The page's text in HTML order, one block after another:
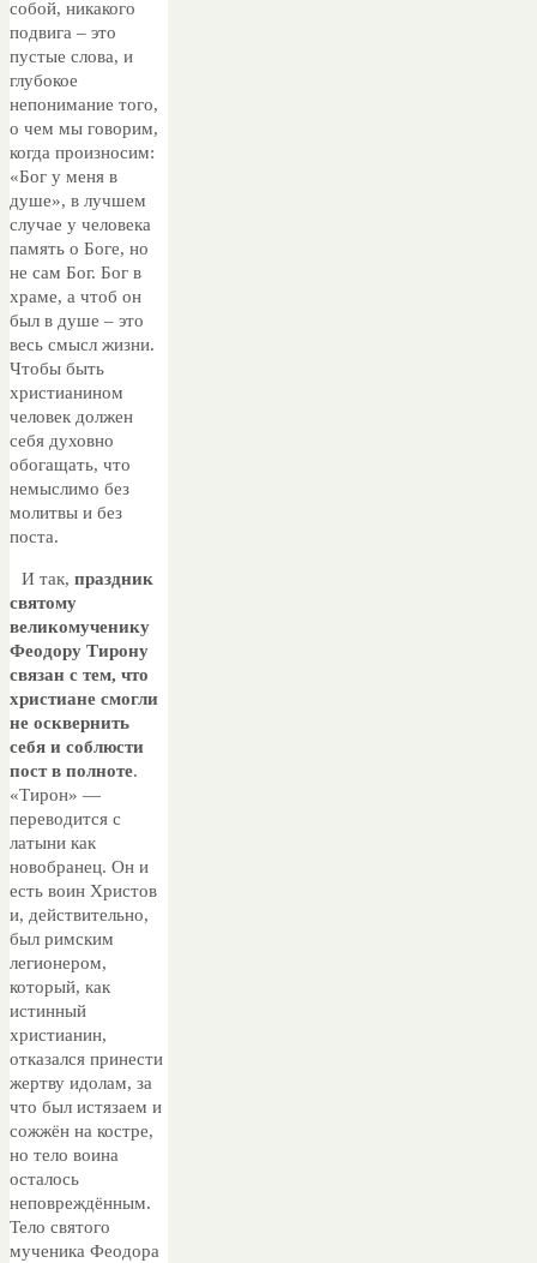
собой, никакого
подвига – это
пустые слова, и
глубокое
непонимание того,
о чем мы говорим,
когда произносим:
«Бог у меня в
душе», в лучшем
случае у человека
память о Боге, но
не сам Бог. Бог в
храме, а чтоб он
был в душе – это
весь смысл жизни.
Чтобы быть
христианином
человек должен
себя духовно
обогащать, что
немыслимо без
молитвы и без
поста.
И так, праздник
святому
великомученику
Феодору Тирону
связан с тем, что
христиане смогли
не осквернить
себя и соблюсти
пост в полноте.
«Тирон» —
переводится с
латыни как
новобранец. Он и
есть воин Христов
и, действительно,
был римским
легионером,
который, как
истинный
христианин,
отказался принести
жертву идолам, за
что был истязаем и
сожжён на костре,
но тело воина
осталось
неповреждённым.
Тело святого
мученика Феодора